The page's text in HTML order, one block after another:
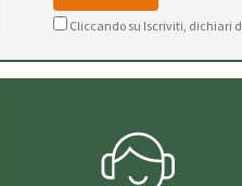
Cliccando su Iscriviti, dichiari